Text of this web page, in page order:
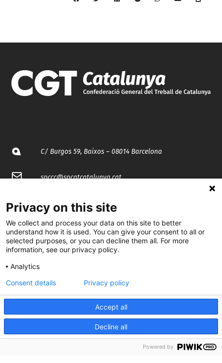
C/ Burgos 59, Baixos – 08014 Barcelona
spccc@spcgtcatalunya.cat
@CGTCatalunya
cgtcatalunya
CGTCatalunya
cgtcatalunya
Desenvolupat per
Privacy on this site
We collect and process your data on this site to better
understand how it is used. You can give your consent to all or
selected purposes, or you can decline them all. For more
information, see our privacy policy.
Analytics
Accept all
Decline all
Consent details Privacy policy
Powered by